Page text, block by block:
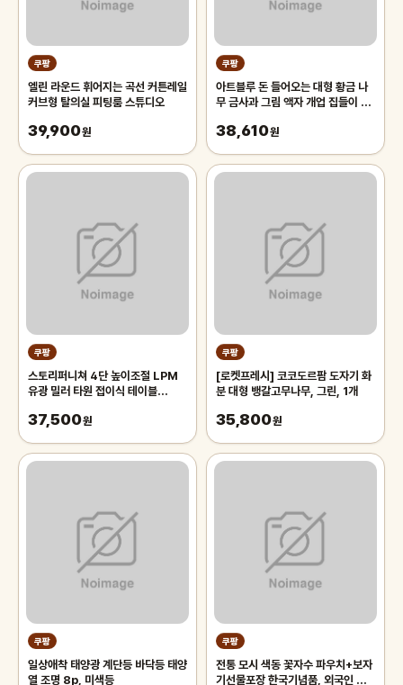
쿠팡
엘린 라운드 휘어지는 곡선 커튼레일
커브형 탈의실 피팅룸 스튜디오
39,900원
쿠팡
아트블루 돈 들어오는 대형 황금 나
무 금사과 그림 액자 개업 집들이 선
38,610원
쿠팡
스토리퍼니쳐 4단 높이조절 LPM
유광 밀러 타원 접이식 테이블
37,500원
쿠팡
[로켓프레시] 코코도르팜 도자기 화
분 대형 뱅갈고무나무, 그린, 1개
35,800원
쿠팡
일상애착 태양광 계단등 바닥등 태양
열 조명 8p, 미색등
쿠팡
전통 모시 색동 꽃자수 파우치+보자
기선물포장 한국기념품, 외국인 선